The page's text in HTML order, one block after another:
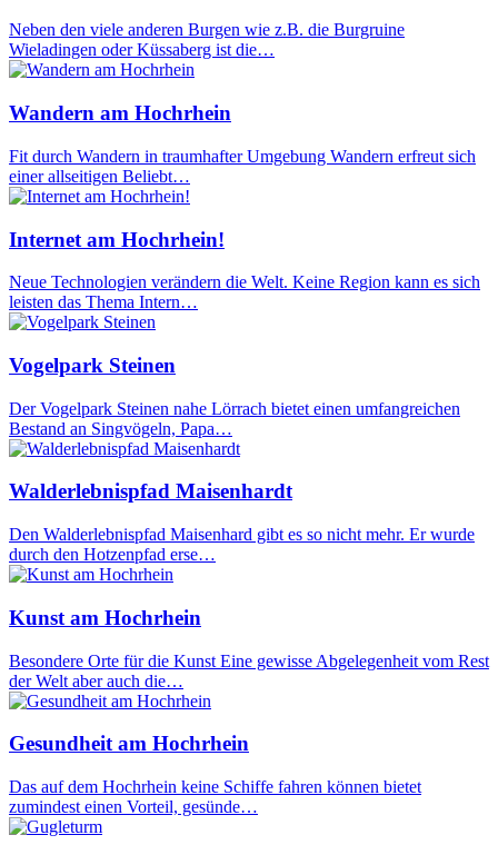
Neben den viele anderen Burgen wie z.B. die Burgruine
Wieladingen oder Küssaberg ist die…
Wandern am Hochrhein
Fit durch Wandern in traumhafter Umgebung Wandern erfreut sich
einer allseitigen Beliebt…
Internet am Hochrhein!
Neue Technologien verändern die Welt. Keine Region kann es sich
leisten das Thema Intern…
Vogelpark Steinen
Der Vogelpark Steinen nahe Lörrach bietet einen umfangreichen
Bestand an Singvögeln, Papa…
Walderlebnispfad Maisenhardt
Den Walderlebnispfad Maisenhard gibt es so nicht mehr. Er wurde
durch den Hotzenpfad erse…
Kunst am Hochrhein
Besondere Orte für die Kunst Eine gewisse Abgelegenheit vom Rest
der Welt aber auch die…
Gesundheit am Hochrhein
Das auf dem Hochrhein keine Schiffe fahren können bietet
zumindest einen Vorteil, gesünde…